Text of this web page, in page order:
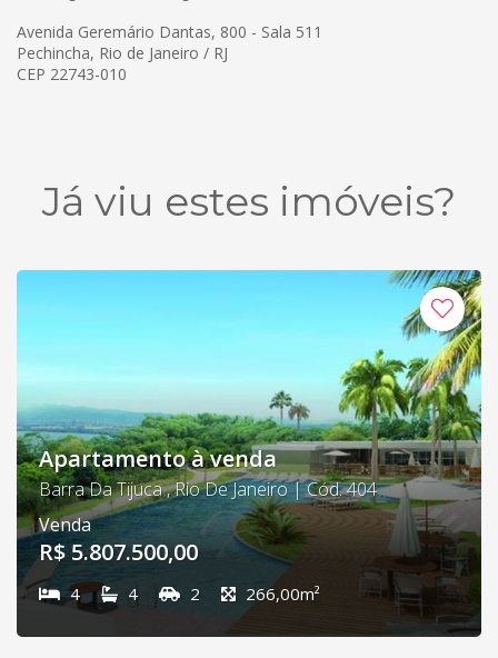
Avenida Geremário Dantas, 800 - Sala 511
Pechincha, Rio de Janeiro / RJ
CEP 22743-010
Já viu estes imóveis?
Apartamento à venda
Barra Da Tijuca , Rio De Janeiro | Cód. 404
Venda
R$ 5.807.500,00
4 4 2 266,00m²